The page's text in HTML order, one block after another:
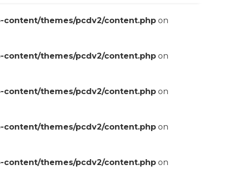
themes/pcdv2/content.php on
themes/pcdv2/content.php on
themes/pcdv2/content.php on
themes/pcdv2/content.php on
themes/pcdv2/content.php on